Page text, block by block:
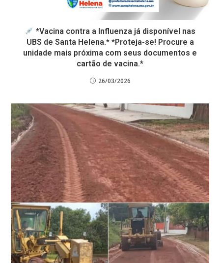
*Vacina contra a Influenza já disponível nas
UBS de Santa Helena.* *Proteja-se! Procure a
unidade mais próxima com seus documentos e
cartão de vacina.*
26/03/2026